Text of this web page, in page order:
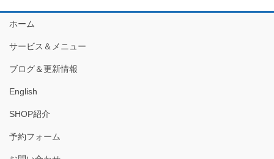
ホーム
サービス＆メニュー
ブログ＆更新情報
English
SHOP紹介
予約フォーム